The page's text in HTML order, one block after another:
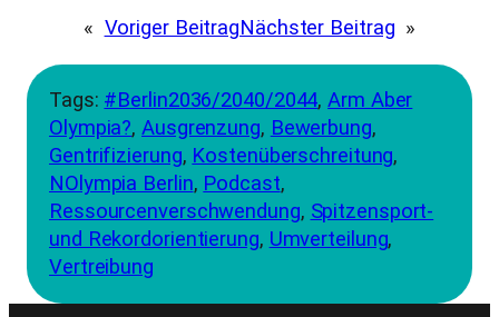
« Voriger BeitragNächster Beitrag »
Tags: #Berlin2036/2040/2044, Arm Aber
Olympia?, Ausgrenzung, Bewerbung
Gentrifizierung, Kostenüberschreitung
NOlympia Berlin, Podcast
Ressourcenverschwendung, Spitzensport-
und Rekordorientierung, Umverteilung
Vertreibung